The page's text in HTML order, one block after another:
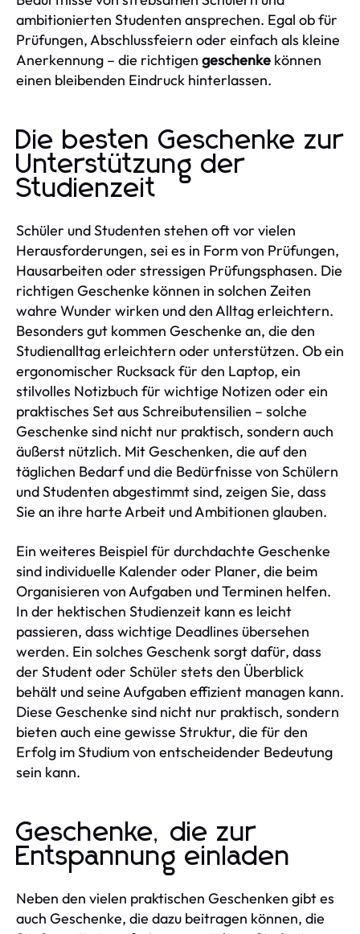
ambitionierten Studenten ansprechen. Egal ob für
Prüfungen, Abschlussfeiern oder einfach als kleine
Anerkennung – die richtigen geschenke können
einen bleibenden Eindruck hinterlassen.
Die besten Geschenke zur
Unterstützung der
Studienzeit
Schüler und Studenten stehen oft vor vielen
Herausforderungen, sei es in Form von Prüfungen,
Hausarbeiten oder stressigen Prüfungsphasen. Die
richtigen Geschenke können in solchen Zeiten
wahre Wunder wirken und den Alltag erleichtern.
Besonders gut kommen Geschenke an, die den
Studienalltag erleichtern oder unterstützen. Ob ein
ergonomischer Rucksack für den Laptop, ein
stilvolles Notizbuch für wichtige Notizen oder ein
praktisches Set aus Schreibutensilien – solche
Geschenke sind nicht nur praktisch, sondern auch
äußerst nützlich. Mit Geschenken, die auf den
täglichen Bedarf und die Bedürfnisse von Schülern
und Studenten abgestimmt sind, zeigen Sie, dass
Sie an ihre harte Arbeit und Ambitionen glauben.
Ein weiteres Beispiel für durchdachte Geschenke
sind individuelle Kalender oder Planer, die beim
Organisieren von Aufgaben und Terminen helfen.
In der hektischen Studienzeit kann es leicht
passieren, dass wichtige Deadlines übersehen
werden. Ein solches Geschenk sorgt dafür, dass
der Student oder Schüler stets den Überblick
behält und seine Aufgaben effizient managen kann.
Diese Geschenke sind nicht nur praktisch, sondern
bieten auch eine gewisse Struktur, die für den
Erfolg im Studium von entscheidender Bedeutung
sein kann.
Geschenke, die zur
Entspannung einladen
Neben den vielen praktischen Geschenken gibt es
auch Geschenke, die dazu beitragen können, die